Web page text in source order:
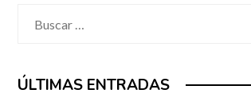
ÚLTIMAS ENTRADAS